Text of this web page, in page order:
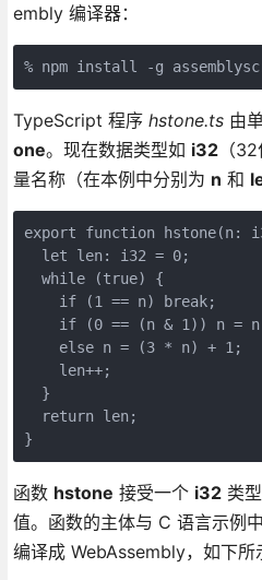
embly 编译器：
% npm install -g
TypeScript 程序 hstone.ts由
one。现在数据类型如 i32（32
量名称（在本例中分别为 n 和
export function hstone(n:
  let len: i32 = 0;
  while (true) {
if (1 == n) break;
if (0 == (n & 1)) n =
else n = (3 * n) + 1;
len++;
  }
  return len;
}
函数 hstone 接受一个 i32类型
值。函数的主体与 C 语言示例
编译成 WebAssembly，如下所